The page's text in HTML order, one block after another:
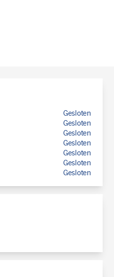
Gesloten
Gesloten
Gesloten
Gesloten
Gesloten
Gesloten
Gesloten